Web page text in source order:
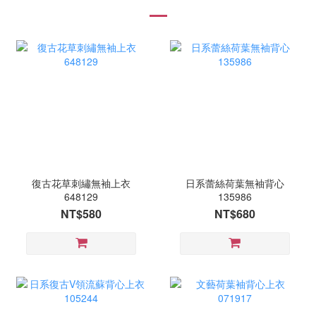
復古花草刺繡無袖上衣
648129
NT$580
日系蕾絲荷葉無袖背心
135986
NT$680